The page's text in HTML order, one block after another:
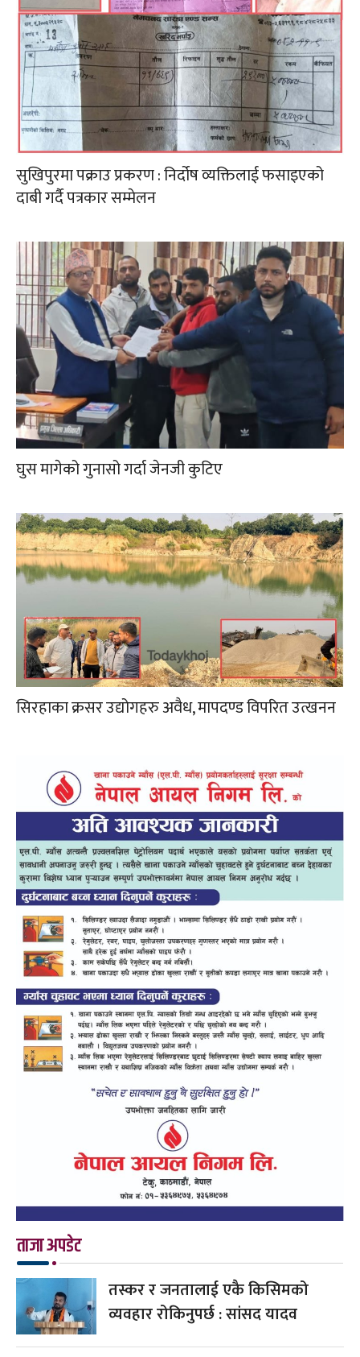
सुखिपुरमा पक्राउ प्रकरण : निर्दोष व्यक्तिलाई फसाइएको
दाबी गर्दै पत्रकार सम्मेलन
घुस मागेको गुनासो गर्दा जेनजी कुटिए
सिरहाका क्रसर उद्योगहरु अवैध, मापदण्ड विपरित उत्खनन
ताजा अपडेट
तस्कर र जनतालाई एकै किसिमको
व्यवहार रोकिनुपर्छ : सांसद यादव